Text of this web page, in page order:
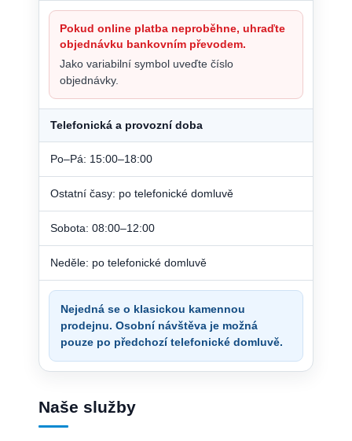
Pokud online platba neproběhne, uhraďte
objednávku bankovním převodem.
Jako variabilní symbol uveďte číslo
objednávky.
Telefonická a provozní doba
Po–Pá: 15:00–18:00
Ostatní časy: po telefonické domluvě
Sobota: 08:00–12:00
Neděle: po telefonické domluvě
Nejedná se o klasickou kamennou
prodejnu. Osobní návštěva je možná
pouze po předchozí telefonické domluvě.
Naše služby